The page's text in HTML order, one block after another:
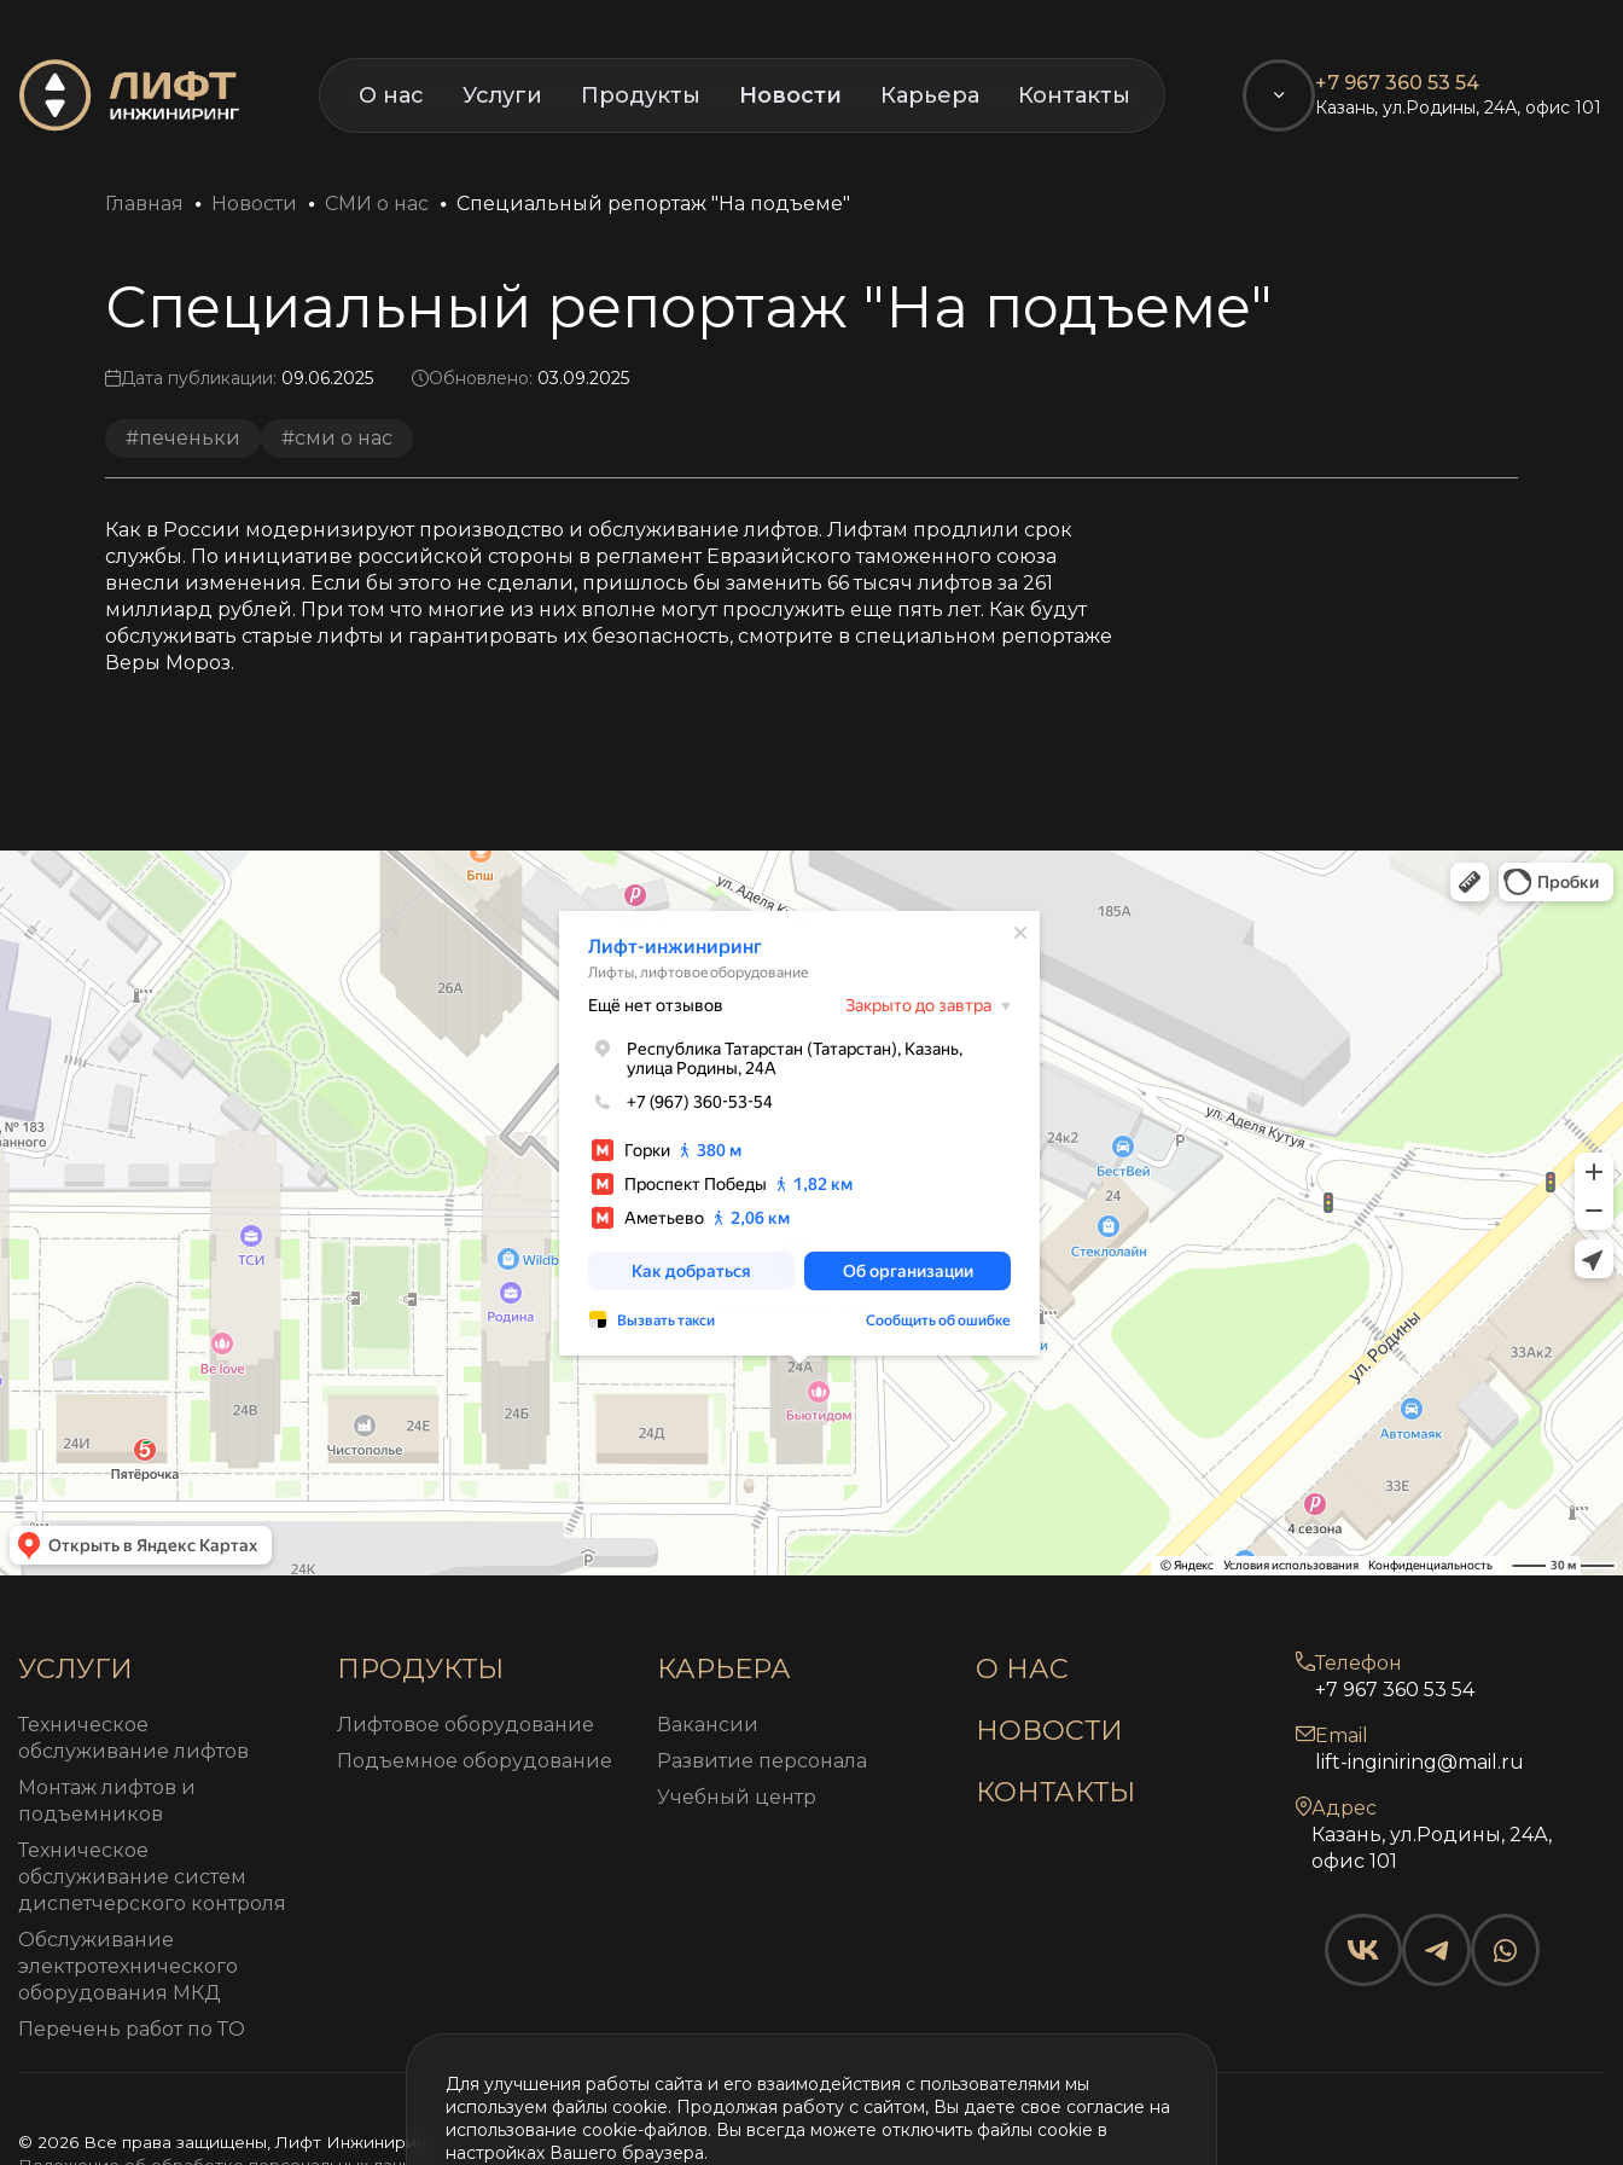
О нас Услуги Продукты Новости Карьера Контакты +7 967 360 53 54
Казань, ул.Родины, 24А, офис 101
Главная Новости СМИ о нас Специальный репортаж "На подъеме"
Специальный репортаж "На подъеме"
Дата публикации: 09.06.2025 Обновлено: 03.09.2025
#печеньки #сми о нас
Как в России модернизируют производство и обслуживание лифтов. Лифтам продлили срок
службы. По инициативе российской стороны в регламент Евразийского таможенного союза
внесли изменения. Если бы этого не сделали, пришлось бы заменить 66 тысяч лифтов за 261
миллиард рублей. При том что многие из них вполне могут прослужить еще пять лет. Как будут
обслуживать старые лифты и гарантировать их безопасность, смотрите в специальном репортаже
Веры Мороз.
УСЛУГИ
Техническое
обслуживание лифтов
Монтаж лифтов и
подъемников
Техническое
обслуживание систем
диспетчерского контроля
Обслуживание
электротехнического
оборудования МКД
Перечень работ по ТО
ПРОДУКТЫ
Лифтовое оборудование
Подъемное оборудование
КАРЬЕРА
Вакансии
Развитие персонала
Учебный центр
О НАС
НОВОСТИ
КОНТАКТЫ
Телефон
+7 967 360 53 54
Email
lift-inginiring@mail.ru
Адрес
Казань, ул.Родины, 24А,
офис 101
© 2026 Все права защищены, Лифт Инжиниринг
Для улучшения работы сайта и его взаимодействия с пользователями мы
используем файлы cookie. Продолжая работу с сайтом, Вы даете свое согласие на
использование cookie-файлов. Вы всегда можете отключить файлы cookie в
настройках Вашего браузера.